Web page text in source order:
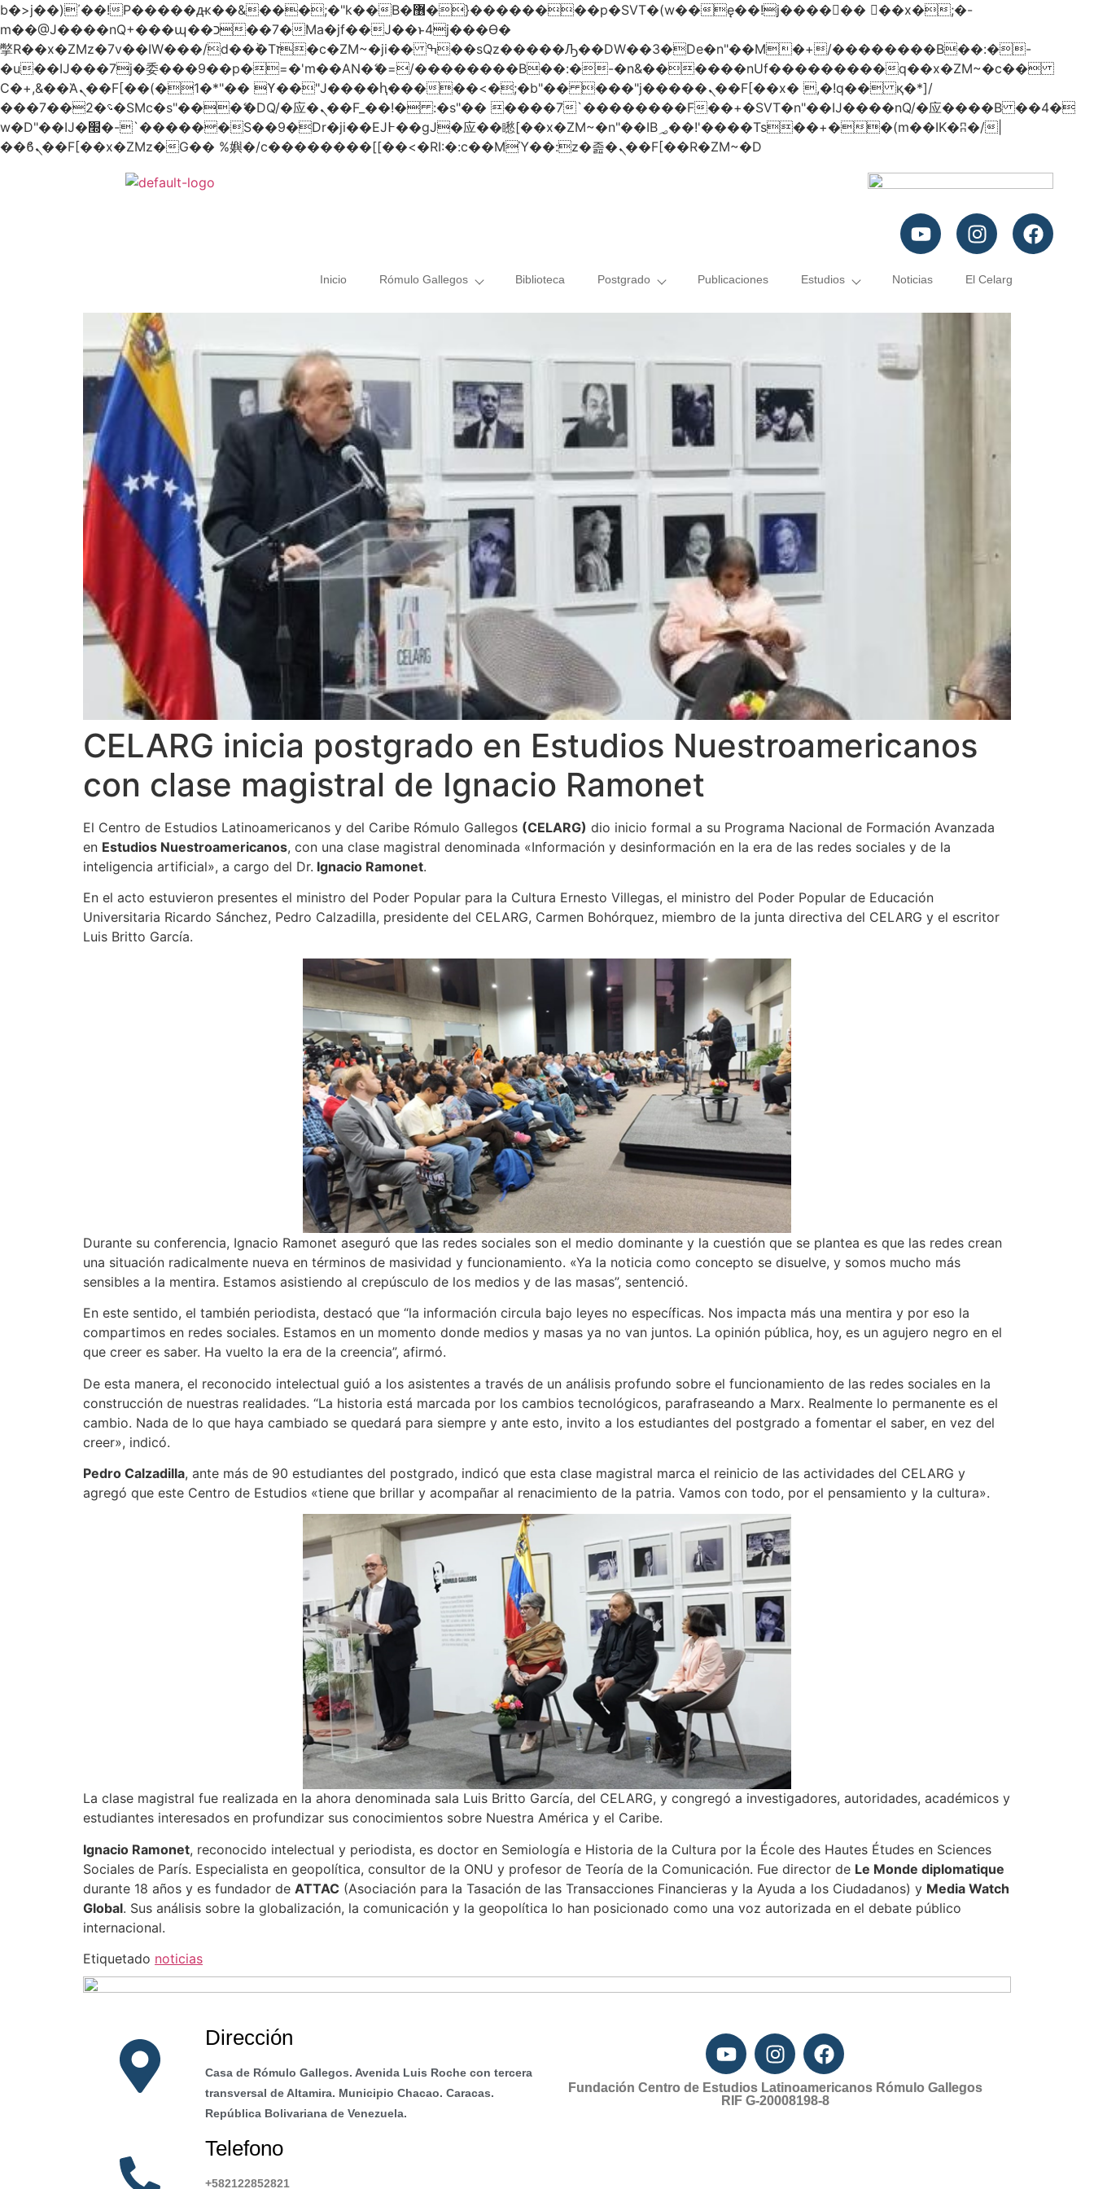
b�>j��)΄��!P�����ԫ��&���;�"k��B�޶�}��������p�SVT�(w��ę��!j������ ��x�;�-
m��@J����nQ+���պ��כ��7�Ma�jf��J��ͱ4j���Ѳ�
撆R��x�ZMz�7v��IW���/d��ٞ�Тז�c�ZM~�ji�� ߒ��sQz�����Ԡ��DW��3�De�n"��M�+/��������B��:�-
�u��IJ���7j�委���9��p�=�'m��AN�ޭ�=/��������B��:�-�n&������nUf���������q��x�ZM~�c��
Ϲ�+,&��Ὰܢ��F[��(�1�*"�� ϒ��"J����ԧ�����<�;�b"�� ���"j�����ܢ��F[��x� ,�!q�� қ�*]/
���؝�2��7�SMc�s"���ޭ�DQ/�应�ܢ��F_��!� :�s"�� ����7`��������F��+�SVT�n"��IJ����nQ/�应����B ��4�
w�D"��IJ�׭�-`������S��9�Dr�ji��EJ߅��gJ�应��矁[��x�ZM~�n"��IB؃��!'����Тѕ��+��(m��IK�ʭ�/|
��ϐܢ��F[��x�ZMz�G�� %嬩�/c��������[[��<�RI:�:c��MΎ��:z�졾�ܢ��F[��R�ZM~�D
Inicio Rómulo Gallegos Biblioteca Postgrado Publicaciones Estudios Noticias El Celarg
CELARG inicia postgrado en Estudios Nuestroamericanos
con clase magistral de Ignacio Ramonet
El Centro de Estudios Latinoamericanos y del Caribe Rómulo Gallegos (CELARG) dio inicio formal a su Programa Nacional de Formación Avanzada
en Estudios Nuestroamericanos, con una clase magistral denominada «Información y desinformación en la era de las redes sociales y de la
inteligencia artificial», a cargo del Dr. Ignacio Ramonet.
En el acto estuvieron presentes el ministro del Poder Popular para la Cultura Ernesto Villegas, el ministro del Poder Popular de Educación
Universitaria Ricardo Sánchez, Pedro Calzadilla, presidente del CELARG, Carmen Bohórquez, miembro de la junta directiva del CELARG y el escritor
Luis Britto García.
Durante su conferencia, Ignacio Ramonet aseguró que las redes sociales son el medio dominante y la cuestión que se plantea es que las redes crean
una situación radicalmente nueva en términos de masividad y funcionamiento. «Ya la noticia como concepto se disuelve, y somos mucho más
sensibles a la mentira. Estamos asistiendo al crepúsculo de los medios y de las masas”, sentenció.
En este sentido, el también periodista, destacó que “la información circula bajo leyes no específicas. Nos impacta más una mentira y por eso la
compartimos en redes sociales. Estamos en un momento donde medios y masas ya no van juntos. La opinión pública, hoy, es un agujero negro en el
que creer es saber. Ha vuelto la era de la creencia”, afirmó.
De esta manera, el reconocido intelectual guió a los asistentes a través de un análisis profundo sobre el funcionamiento de las redes sociales en la
construcción de nuestras realidades. “La historia está marcada por los cambios tecnológicos, parafraseando a Marx. Realmente lo permanente es el
cambio. Nada de lo que haya cambiado se quedará para siempre y ante esto, invito a los estudiantes del postgrado a fomentar el saber, en vez del
creer», indicó.
Pedro Calzadilla, ante más de 90 estudiantes del postgrado, indicó que esta clase magistral marca el reinicio de las actividades del CELARG y
agregó que este Centro de Estudios «tiene que brillar y acompañar al renacimiento de la patria. Vamos con todo, por el pensamiento y la cultura».
La clase magistral fue realizada en la ahora denominada sala Luis Britto García, del CELARG, y congregó a investigadores, autoridades, académicos y
estudiantes interesados en profundizar sus conocimientos sobre Nuestra América y el Caribe.
Ignacio Ramonet, reconocido intelectual y periodista, es doctor en Semiología e Historia de la Cultura por la École des Hautes Études en Sciences
Sociales de París. Especialista en geopolítica, consultor de la ONU y profesor de Teoría de la Comunicación. Fue director de Le Monde diplomatique
durante 18 años y es fundador de ATTAC (Asociación para la Tasación de las Transacciones Financieras y la Ayuda a los Ciudadanos) y Media Watch
Global. Sus análisis sobre la globalización, la comunicación y la geopolítica lo han posicionado como una voz autorizada en el debate público
internacional.
Etiquetado noticias
Dirección
Casa de Rómulo Gallegos. Avenida Luis Roche con tercera
transversal de Altamira. Municipio Chacao. Caracas.
República Bolivariana de Venezuela.
Telefono
+582122852821
Fundación Centro de Estudios Latinoamericanos Rómulo Gallegos
RIF G-20008198-8